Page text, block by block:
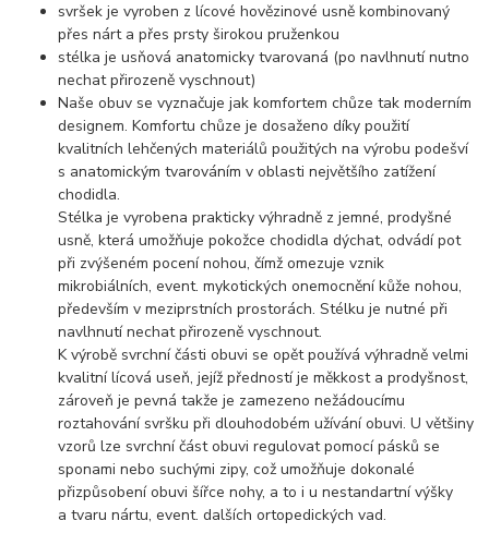
svršek je vyroben z lícové hovězinové usně kombinovaný
přes nárt a přes prsty širokou pruženkou
stélka je usňová anatomicky tvarovaná (po navlhnutí nutno
nechat přirozeně vyschnout)
Naše obuv se vyznačuje jak komfortem chůze tak moderním
designem. Komfortu chůze je dosaženo díky použití
kvalitních lehčených materiálů použitých na výrobu podešví
s anatomickým tvarováním v oblasti největšího zatížení
chodidla.
Stélka je vyrobena prakticky výhradně z jemné, prodyšné
usně, která umožňuje pokožce chodidla dýchat, odvádí pot
při zvýšeném pocení nohou, čímž omezuje vznik
mikrobiálních, event. mykotických onemocnění kůže nohou,
především v meziprstních prostorách. Stélku je nutné při
navlhnutí nechat přirozeně vyschnout.
K výrobě svrchní části obuvi se opět používá výhradně velmi
kvalitní lícová useň, jejíž předností je měkkost a prodyšnost,
zároveň je pevná takže je zamezeno nežádoucímu
roztahování svršku při dlouhodobém užívání obuvi. U většiny
vzorů lze svrchní část obuvi regulovat pomocí pásků se
sponami nebo suchými zipy, což umožňuje dokonalé
přizpůsobení obuvi šířce nohy, a to i u nestandartní výšky
a tvaru nártu, event. dalších ortopedických vad.